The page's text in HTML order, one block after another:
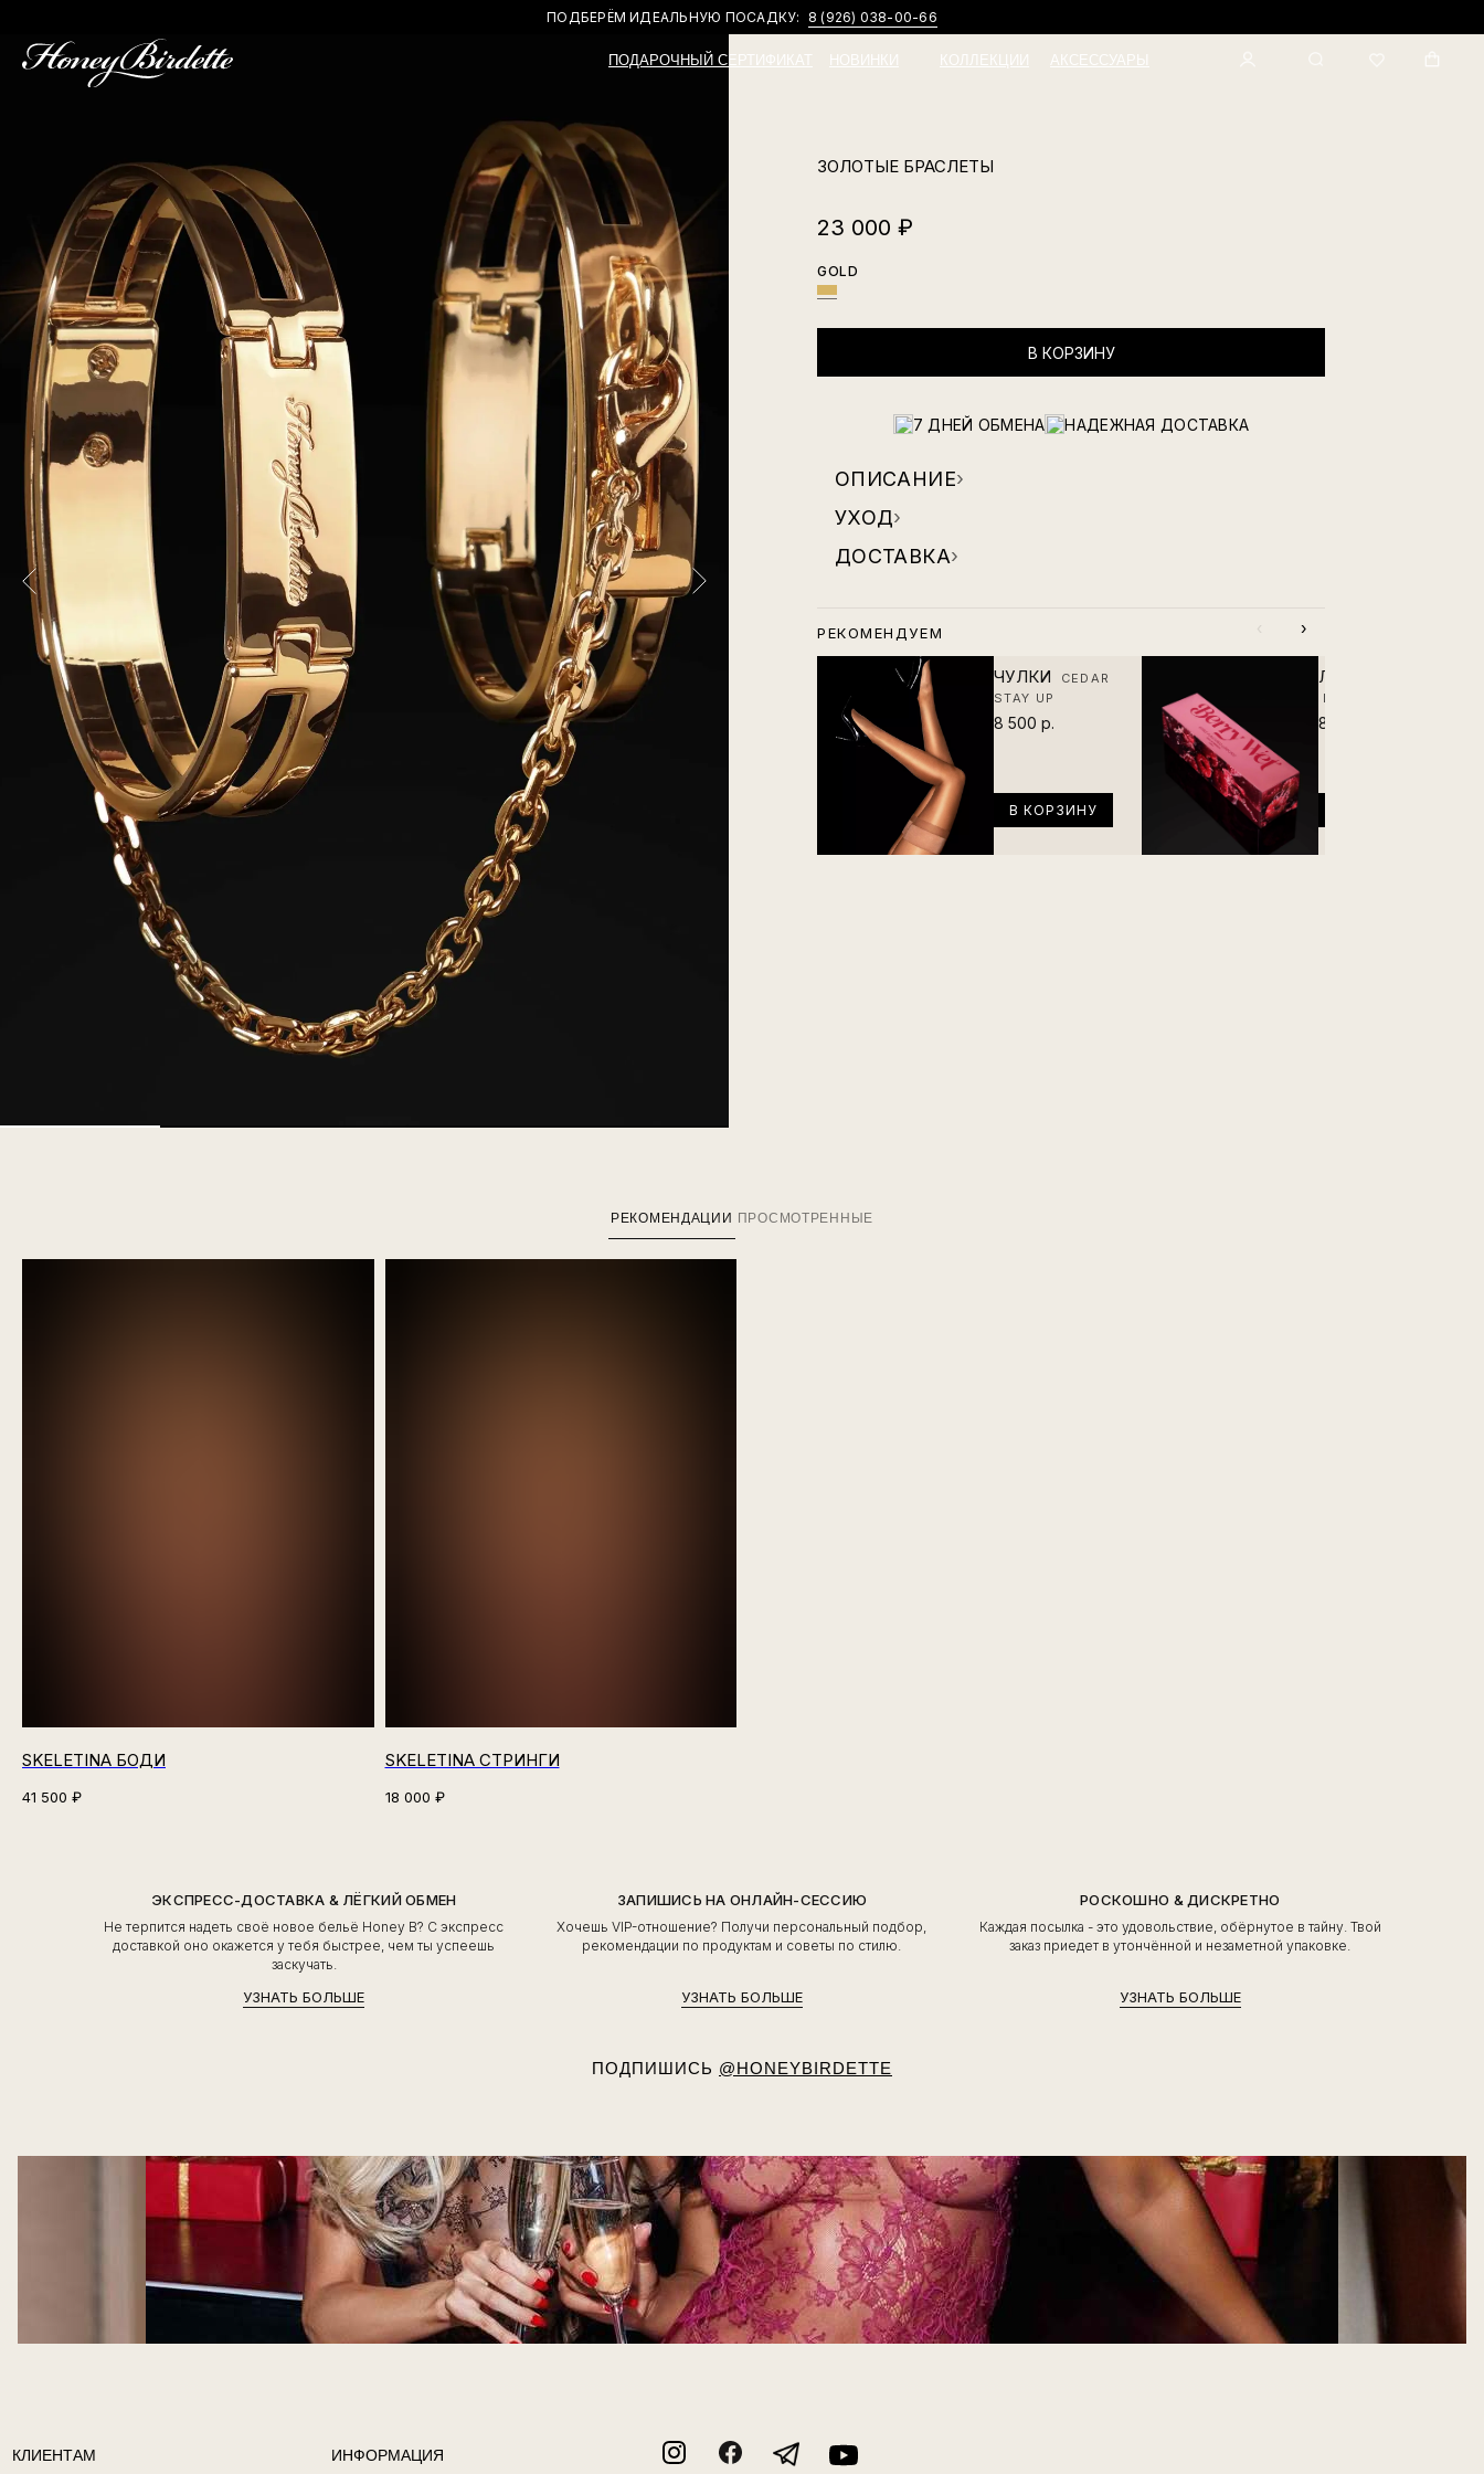
ПОДБЕРЁМ ИДЕАЛЬНУЮ ПОСАДКУ: 8 (926) 038-00-66
НОВИНКИ КОЛЛЕКЦИИ
ПОДАРОЧНЫЙ СЕРТИФИКАТ АКСЕССУАРЫ
ЗОЛОТЫЕ БРАСЛЕТЫ
23 000 ₽
GOLD
В КОРЗИНУ
7 ДНЕЙ ОБМЕНА НАДЕЖНАЯ ДОСТАВКА
ОПИСАНИЕ›
УХОД›
ДОСТАВКА›
РЕКОМЕНДУЕМ ‹ ›
ЧУЛКИ
CEDAR
STAY UP
8 500 р.
В КОРЗИНУ
ЛУБРИКАНТ
BERRY WET
8 500 р.
РЕКОМЕНДАЦИИ ПРОСМОТРЕННЫЕ
SKELETINA БОДИ
41 500 ₽
SKELETINA СТРИНГИ
18 000 ₽
ЭКСПРЕСС-ДОСТАВКА & ЛЁГКИЙ ОБМЕН
Не терпится надеть своё новое бельё Honey B? С экспресс
доставкой оно окажется у тебя быстрее, чем ты успеешь
заскучать.
УЗНАТЬ БОЛЬШЕ
ЗАПИШИСЬ НА ОНЛАЙН-СЕССИЮ
Хочешь VIP-отношение? Получи персональный подбор,
рекомендации по продуктам и советы по стилю.
УЗНАТЬ БОЛЬШЕ
РОСКОШНО & ДИСКРЕТНО
Каждая посылка - это удовольствие, обёрнутое в тайну. Твой
заказ приедет в утончённой и незаметной упаковке.
УЗНАТЬ БОЛЬШЕ
ПОДПИШИСЬ @HONEYBIRDETTE
КЛИЕНТАМ ИНФОРМАЦИЯ